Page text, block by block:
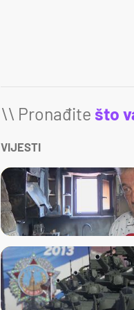
\\ Pronađite što
VIJESTI